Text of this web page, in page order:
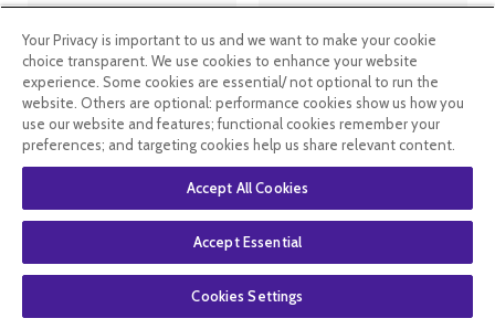
En stock En stock
Your Privacy is important to us and we want to make your cookie
choice transparent. We use cookies to enhance your website
experience. Some cookies are essential/ not optional to run the
website. Others are optional: performance cookies show us how you
use our website and features; functional cookies remember your
preferences; and targeting cookies help us share relevant content.
Accept All Cookies
Accept Essential
Cookies Settings